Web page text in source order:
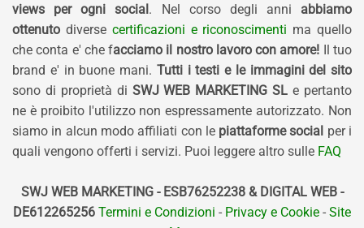
views per ogni social. Nel corso degli anni abbiamo
ottenuto diverse certificazioni e riconoscimenti ma quello
che conta e' che facciamo il nostro lavoro con amore! Il tuo
brand e' in buone mani. Tutti i testi e le immagini del sito
sono di proprietà di SWJ WEB MARKETING SL e pertanto
ne è proibito l'utilizzo non espressamente autorizzato. Non
siamo in alcun modo affiliati con le piattaforme social per i
quali vengono offerti i servizi. Puoi leggere altro sulle FAQ
SWJ WEB MARKETING - ESB76252238 & DIGITAL WEB -
DE612265256 Termini e Condizioni - Privacy e Cookie - Site